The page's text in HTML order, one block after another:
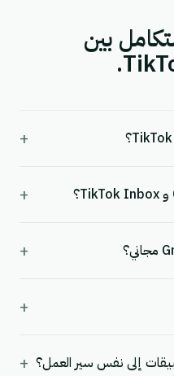
بين
+
+
+
+
إلى نفس سير العمل؟ +